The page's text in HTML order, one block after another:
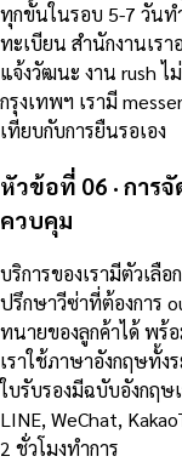
ทุกขั้นในรอบ 5-7 วันท
ทะเบียน สำนักงานเรา
แจ้งวัฒนะ งาน rush
กรุงเทพฯ เรามี
เทียบกับการยืนรอเอง
หัวข้อที่ 06 · การ
ควบคุม
บริการของเรามีตัวเลื
ปรึกษาวีซ่าที่ต้องการ
ทนายของลูกค้าได้ พร้อ
เราใช้ภาษาอังกฤษทั้ง
ใบรับรองมีฉบับอังกฤษ
LINE, WeChat,
2 ชั่วโมงทำการ